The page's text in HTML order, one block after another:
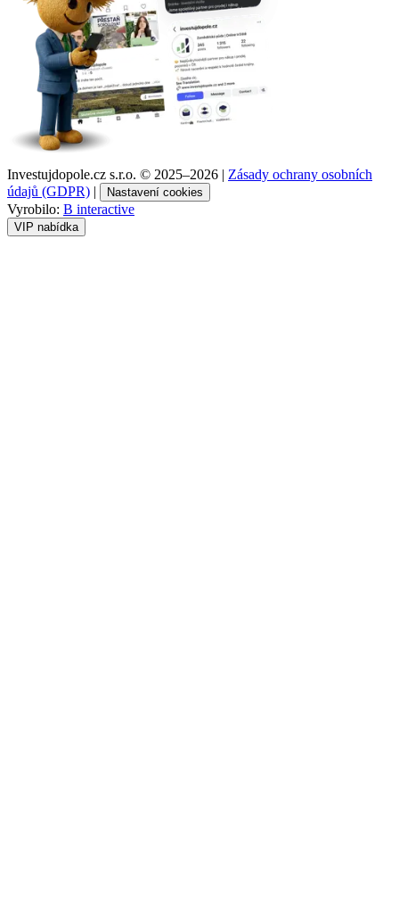
Investujdopole.cz s.r.o. © 2025–2026 | Zásady ochrany osobních
údajů (GDPR) | Nastavení cookies
Vyrobilo: B interactive
VIP nabídka